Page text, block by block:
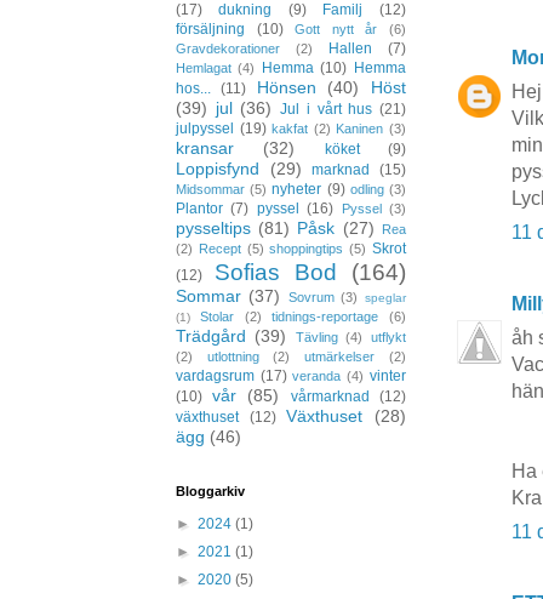
Hej
11
åh
Ha
11
(17)
dukning (9) Familj
(12)
försäljning
(10) Gott nytt år
(6)
Gravdekorationer
(2) Hallen (7)
Hemlagat (4) Hemma (10) Hemma
hos...
(11) Hönsen (40)
Höst
(39) jul (36) Jul i vårt hus (21)
julpyssel
(19) kakfat (2) Kaninen (3)
kransar (32) köket (9)
Loppisfynd (29) marknad (15)
Midsommar (5) nyheter (9) odling (3)
Plantor (7) pyssel (16) Pyssel (3)
pysseltips (81) Påsk (27)
Rea
(2) Recept (5) shoppingtips (5) Skrot
(12)
Sofias Bod (164)
Sommar (37) Sovrum (3)
speglar
(1)
Stolar (2) tidnings-reportage (6)
Trädgård (39) Tävling (4)
utflykt
(2)
utlottning (2) utmärkelser (2)
vardagsrum (17) veranda (4) vinter
(10) vår (85) vårmarknad
(12)
växthuset
(12) Växthuset
(28)
ägg (46)
Bloggarkiv
► 2024 (1)
► 2021 (1)
► 2020 (5)